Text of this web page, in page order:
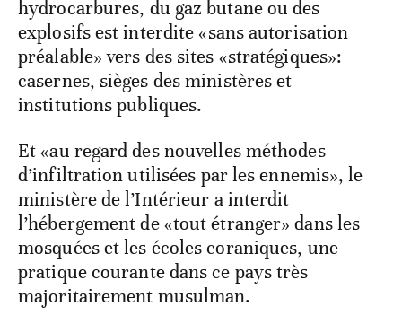
hydrocarbures, du gaz butane ou des
explosifs est interdite «sans autorisation
préalable» vers des sites «stratégiques»:
casernes, sièges des ministères et
institutions publiques.
Et «au regard des nouvelles méthodes
d’infiltration utilisées par les ennemis», le
ministère de l’Intérieur a interdit
l’hébergement de «tout étranger» dans les
mosquées et les écoles coraniques, une
pratique courante dans ce pays très
majoritairement musulman.